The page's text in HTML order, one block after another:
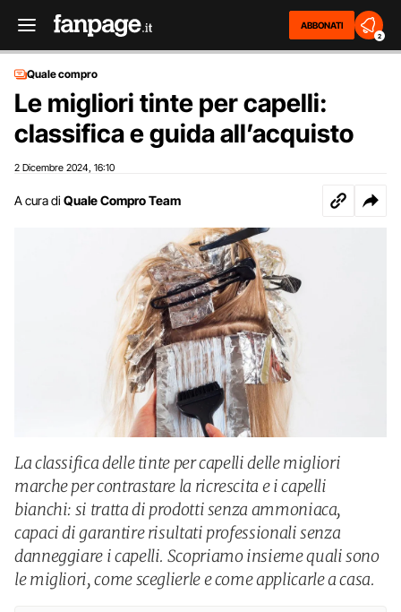
ABBONATI
2
Quale compro
Le migliori tinte per capelli:
classifica e guida all’acquisto
2 Dicembre 2024 16:10
A cura di Quale Compro Team
La classifica delle tinte per capelli delle migliori
marche per contrastare la ricrescita e i capelli
bianchi: si tratta di prodotti senza ammoniaca,
capaci di garantire risultati professionali senza
danneggiare i capelli. Scopriamo insieme quali sono
le migliori, come sceglierle e come applicarle a casa.